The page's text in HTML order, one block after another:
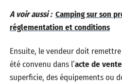
A voir aussi : Camping sur son
réglementation et conditions
Ensuite, le vendeur doit
été convenu dans l’acte de vente
superficie, des équipements ou